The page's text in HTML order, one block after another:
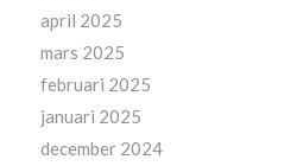
april 2025
mars 2025
februari 2025
januari 2025
december 2024